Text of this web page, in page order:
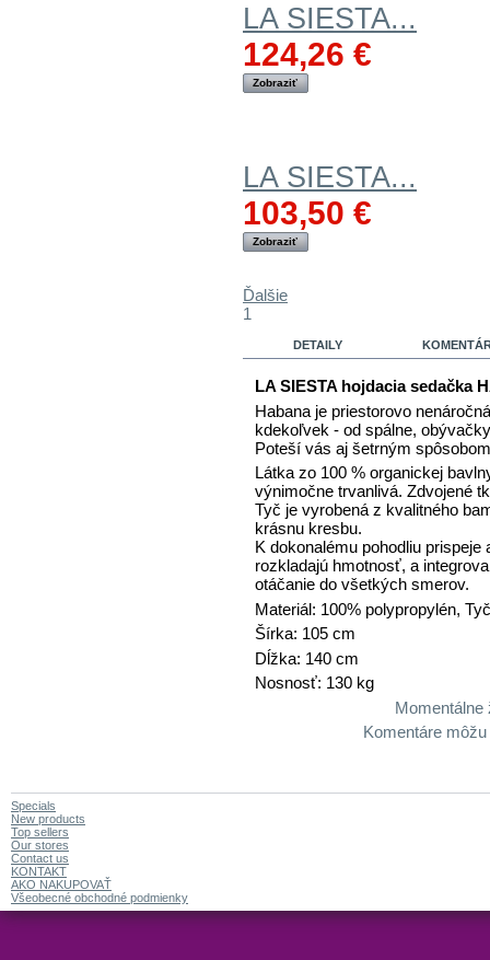
LA SIESTA...
124,26 €
Zobraziť
LA SIESTA...
103,50 €
Zobraziť
Ďalšie
1
DETAILY
LA SIESTA hojdacia sedačka
Habana je priestorovo
kdekoľvek - od spálne,
Poteší vás aj šetrným
Látka zo 100 % organickej
výnimočne trvanlivá. Zdvojené
Tyč je vyrobená z kvalitného
krásnu kresbu.
K dokonalému pohodliu
rozkladajú hmotnosť, a
otáčanie do všetkých smerov.
Materiál: 100% polypropylén,
Šírka: 105 cm
Dĺžka: 140 cm
Nosnosť: 130 kg
Momentálne
Komentáre
Specials
New products
Top sellers
Our stores
Contact us
KONTAKT
AKO NAKUPOVAŤ
Všeobecné obchodné podmienky